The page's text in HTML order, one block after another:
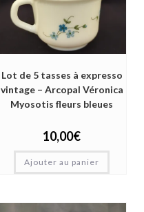
Lot de 5 tasses à expresso
vintage – Arcopal Véronica
Myosotis fleurs bleues
10,00€
Ajouter au panier